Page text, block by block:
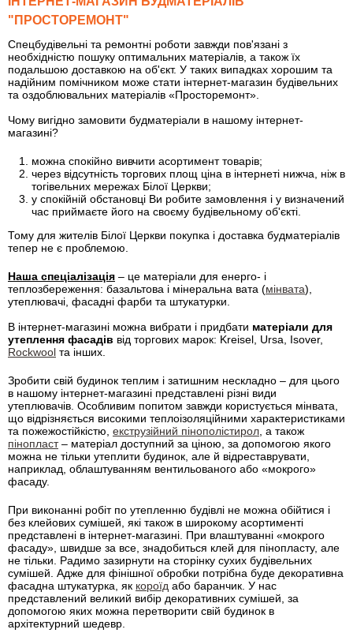
"ПРОСТОРЕМОНТ"
Спецбудівельні та ремонтні роботи завжди пов'язані з
необхідністю пошуку оптимальних матеріалів, а також їх
подальшою доставкою на об'єкт. У таких випадках хорошим та
надійним помічником може стати інтернет-магазин будівельних
та оздоблювальних матеріалів «Просторемонт».
Чому вигідно замовити будматеріали в нашому інтернет-
магазині?
можна спокійно вивчити асортимент товарів;
через відсутність торгових площ ціна в інтернеті нижча, ніж в
тогівельних мережах Білої Церкви;
у спокійній обстановці Ви робите замовлення і у визначений
час приймаєте його на своєму будівельному об'єкті.
Тому для жителів Білої Церкви покупка і доставка будматеріалів
тепер не є проблемою.
Наша спеціалізація – це матеріали для енерго- і
теплозбереження: базальтова і мінеральна вата (мінвата),
утеплювачі, фасадні фарби та штукатурки.
В інтернет-магазині можна вибрати і придбати матеріали для
утеплення фасадів від торгових марок: Kreisel, Ursa, Isover,
Rockwool та інших.
Зробити свій будинок теплим і затишним нескладно – для цього
в нашому інтернет-магазині представлені різні види
утеплювачів. Особливим попитом завжди користується мінвата,
що відрізняється високими теплоізоляційними характеристиками
та пожежостійкістю, екструзійний пінополістирол , а також
пінопласт– матеріал доступний за ціною, за допомогою якого
можна не тільки утеплити будинок, але й відреставрувати,
наприклад, облаштуванням вентильованого або «мокрого»
фасаду.
При виконанні робіт по утепленню будівлі не можна обійтися і
без клейових сумішей, які також в широкому асортименті
представлені в інтернет-магазині. При влаштуванні «мокрого
фасаду», швидше за все, знадобиться клей для пінопласту, але
не тільки. Радимо зазирнути на сторінку сухих будівельних
сумішей. Адже для фінішної обробки потрібна буде декоративна
фасадна штукатурка, як короїд або баранчик. У нас
представлений великий вибір декоративних сумішей, за
допомогою яких можна перетворити свій будинок в
архітектурний шедевр.